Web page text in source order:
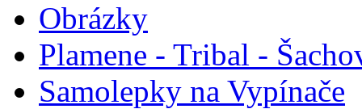
Obrázky
Plamene - Tribal -
Samolepky na Vypínače